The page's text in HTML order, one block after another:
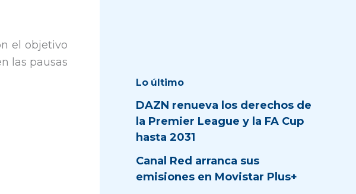
el objetivo
las pausas
Lo último
DAZN renueva los derechos de
la Premier League y la FA Cup
hasta 2031
Canal Red arranca sus
emisiones en Movistar Plus+